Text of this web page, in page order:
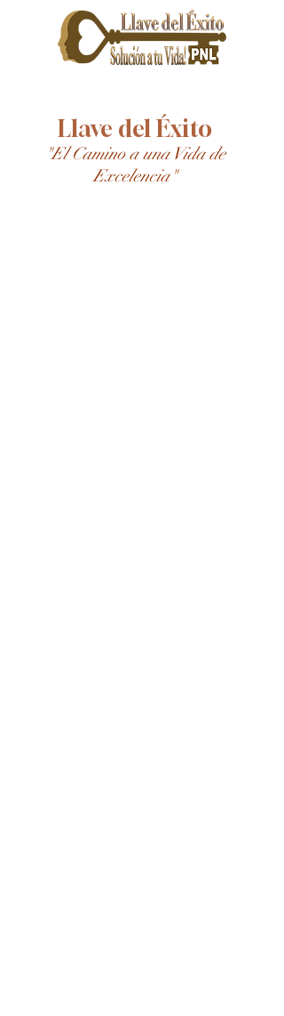
Llave del Éxito
"El Camino a una Vida de
Excelencia"